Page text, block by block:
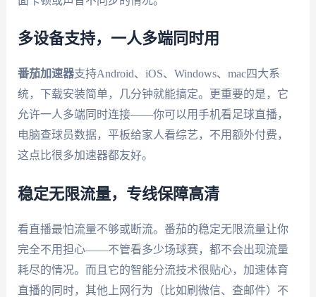
多设备支持，一人多端同时用
番茄加速器支持Android、iOS、Windows、mac四大系
统，下载安装简单，几分钟就能搞定。更重要的是，它
允许一人多端同时连接——你可以用手机看足球直播，
电脑查球员数据，平板给家人看综艺，不用额外付费，
这点比很多加速器都友好。
稳定无限流量，专线保障高清
看直播最怕流量不够或断流。番茄的稳定无限流量让你
完全不用担心——不管看多少场球赛，都不会出现流量
耗尽的情况。而且它的智能分流技术很贴心，加速体育
直播的同时，其他上网行为（比如刷微信、查邮件）不